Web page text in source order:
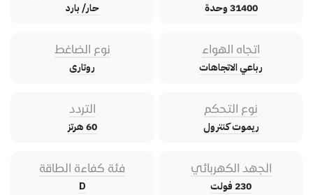
31400 وحدة حار/ بارد
اتجاه الهواء
رباعي الاتجاهات
نوع الضاغط
روتارى
نوع التحكم
ريموت كنترول
التردد
60 هرتز
الجهد الكهربائي
230 فولت
فئة كفاءة الطاقة
D